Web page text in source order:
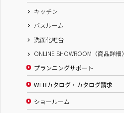
キッチン
バスルーム
洗面化粧台
ONLINE SHOWROOM（商品詳細）
プランニングサポート
WEBカタログ・カタログ請求
ショールーム